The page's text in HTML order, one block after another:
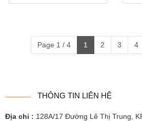
Page 1 / 4 1 2 3 4
THÔNG TIN LIÊN HỆ
Địa chỉ : 128A/17 Đường Lê Thị Trung,